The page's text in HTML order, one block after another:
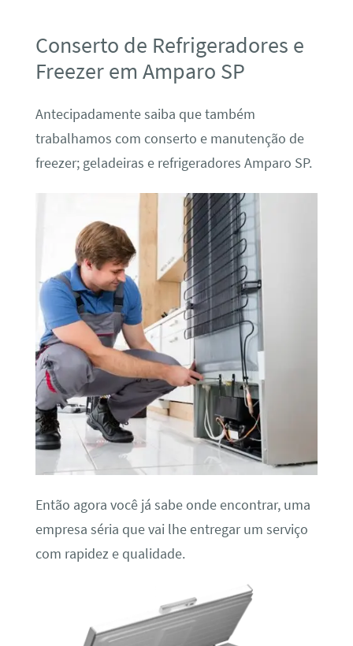
Conserto de Refrigeradores e
Freezer em Amparo SP
Antecipadamente saiba que também
trabalhamos com conserto e manutenção de
freezer; geladeiras e refrigeradores Amparo SP.
Então agora você já sabe onde encontrar, uma
empresa séria que vai lhe entregar um serviço
com rapidez e qualidade.